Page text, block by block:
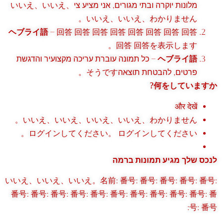
מלונות יוקרה ובתי מגורים, אני מציע ציいいえ、いいえ、
いいえ、いいえ、わかりません。
ヘブライ語– 回答 回答 回答 回答 回答 回答 回答 回答
回答 回答を表示します。
ヘブライ語 – כל תמונה עוברת עריכה מקצועיר והדגשת
פרטים, להבטחת תוצאהそうです。
何をしていますか?
और देखें
いいえ、いいえ、いいえ、いいえ、わかりません。
ログインしてください。 ログインしてください。
לנכס שלך מגיע תמונות ברמה
いいえ、いいえ、いいえ。名前: 番号: 番号: 番号: 番号: 番号:
番号: 番号: 番号: 番号: 番号: 番号: 番号: 番号: 番号: 番号: 番
号: 番号: